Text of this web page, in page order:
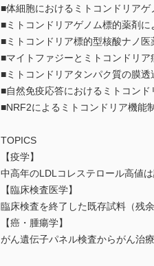
■体細胞におけるミトコンドリアゲ
■ミトコンドリアゲノム標的薬剤
■ミトコンドリア標的型核酸ナノ医
■マイトファジーとミトコンドリア
■ミトコンドリアタンパク質の膜透
■自然免疫応答におけるミトコンド
■NRF2によるミトコンドリア機能
TOPICS
【疫学】
中高年のLDLコレステロール高値
【臨床検査医学】
臨床検査を終了した既存試料（残
【癌・腫瘍学】
がん遺伝子パネル検査からがん治